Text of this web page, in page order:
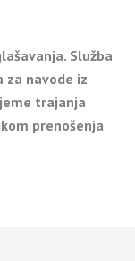
Služba
za navode iz
trajanja
prenošenja